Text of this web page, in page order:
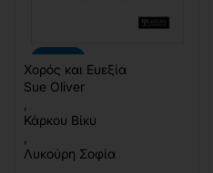
Χορός και Ευεξία
Sue Oliver
Κάρκου Βίκυ
Λυκούρη Σοφία